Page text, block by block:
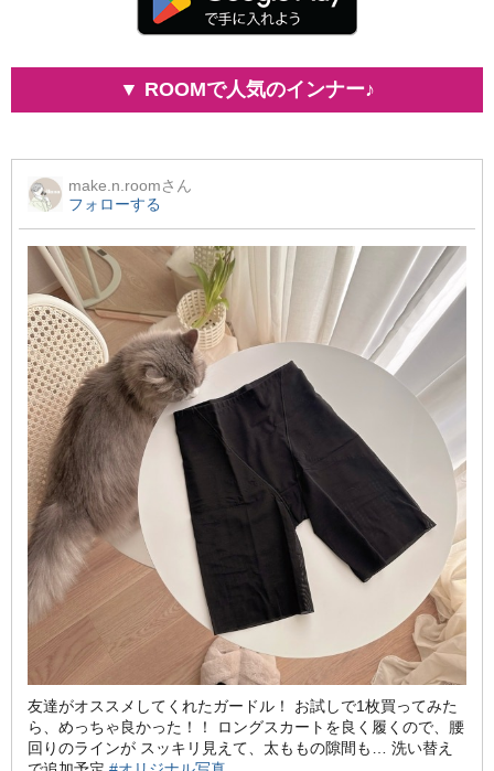
▼ ROOMで人気のインナー♪
make.n.roomさん
フォローする
友達がオススメしてくれたガードル！ お試しで1枚買ってみた
ら、めっちゃ良かった！！ ロングスカートを良く履くので、腰
回りのラインが スッキリ見えて、太ももの隙間も… 洗い替え